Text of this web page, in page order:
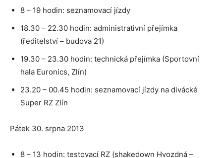
8 – 19 hodin: seznamovací jízdy
18.30 – 22.30 hodin: administrativní přejímka
(ředitelství – budova 21)
19.30 – 23.30 hodin: technická přejímka (Sportovní
hala Euronics, Zlín)
23.20 – 00.45 hodin: seznamovací jízdy na divácké
Super RZ Zlín
Pátek 30. srpna 2013
8 – 13 hodin: testovací RZ (shakedown Hvozdná –